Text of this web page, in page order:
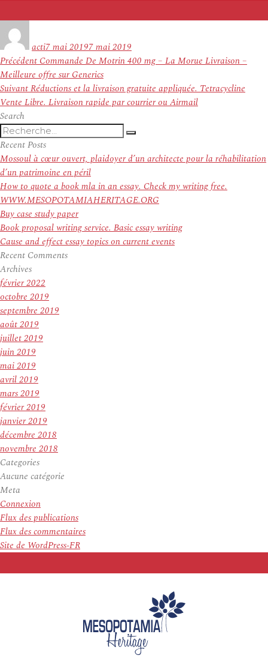
actile
7 mai 20197 mai 2019
Navigation
de
l’article
Précédent Article
précédent :
Commande De Motrin 400 mg – La Morue Livraison –
Meilleure offre sur Generics
SuivantArticle
suivant :
Réductions et la livraison gratuite appliquée. Tetracycline
Vente Libre. Livraison rapide par courrier ou Airmail
Search
Recherche
pour
:
Recherche
Recent Posts
Mossoul à cœur ouvert, plaidoyer d’un architecte pour la réhabilitation
d’un patrimoine en péril
How to quote a book mla in an essay. Check my writing free.
WWW.MESOPOTAMIAHERITAGE.ORG
Buy case study paper
Book proposal writing service. Basic essay writing
Cause and effect essay topics on current events
Recent Comments
Archives
février 2022
octobre 2019
septembre 2019
août 2019
juillet 2019
juin 2019
mai 2019
avril 2019
mars 2019
février 2019
janvier 2019
décembre 2018
novembre 2018
Categories
Aucune catégorie
Meta
Connexion
Flux des publications
Flux des commentaires
Site de WordPress-FR